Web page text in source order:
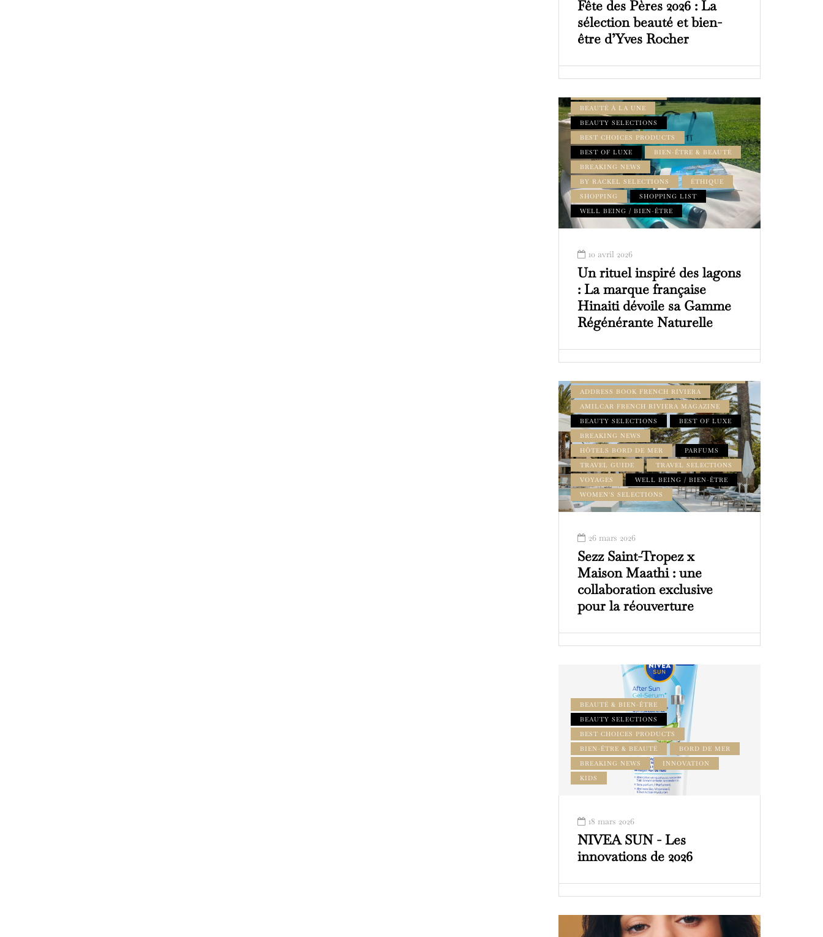
Fête des Pères 2026 : La
sélection beauté et bien-
être d’Yves Rocher
BEAUTÉ À LA UNE
BEAUTY SELECTIONS
BEST CHOICES PRODUCTS
BEST OF LUXE
BIEN-ÊTRE & BEAUTÉ
BREAKING NEWS
BY RACKEL SELECTIONS
ÉTHIQUE
SHOPPING
SHOPPING LIST
WELL BEING / BIEN-ÊTRE
10 avril 2026
Un rituel inspiré des lagons
: La marque française
Hinaiti dévoile sa Gamme
Régénérante Naturelle
ADDRESS BOOK FRENCH RIVIERA
AMILCAR FRENCH RIVIERA MAGAZINE
BEAUTY SELECTIONS
BEST OF LUXE
BREAKING NEWS
HÔTELS BORD DE MER
PARFUMS
TRAVEL GUIDE
TRAVEL SELECTIONS
VOYAGES
WELL BEING / BIEN-ÊTRE
WOMEN'S SELECTIONS
26 mars 2026
Sezz Saint-Tropez x
Maison Maathi : une
collaboration exclusive
pour la réouverture
BEAUTÉ & BIEN-ÊTRE
BEAUTY SELECTIONS
BEST CHOICES PRODUCTS
BIEN-ÊTRE & BEAUTÉ
BORD DE MER
BREAKING NEWS
INNOVATION
KIDS
18 mars 2026
NIVEA SUN - Les
innovations de 2026